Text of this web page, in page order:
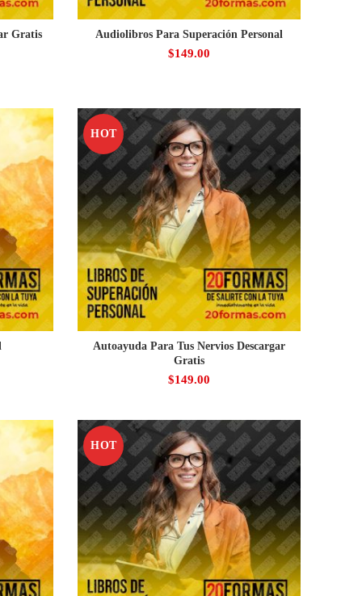
Gratis
Audiolibros Para Superación Personal
$149.00
HOT
Autoayuda Para Tus Nervios Descargar
Gratis
$149.00
HOT